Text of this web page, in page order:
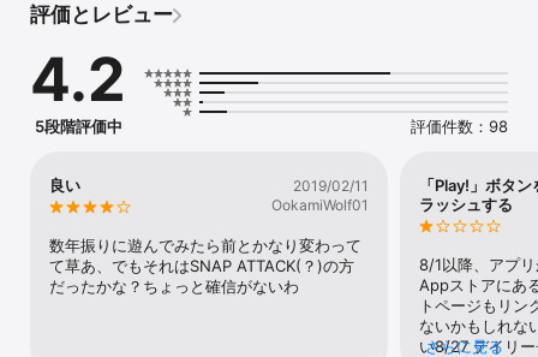
Why play against one person in a turn when you can play
against thousands at once? Wordament® is a real-time
continuous word tournament.  Players compete on the same
board with everyone at once. Rounds offer challenges such as
two- and three-letter tiles, themed words, speed rounds and
words possible, earn the best score, find the longest words,
best your Frenemies, or beat your top score. How you win is
Wordament tracks your progress by maintaining rich statistics
about your gameplay including your best word found, total
score, best word count, first place finishes and more.
Leaderboards show you who's rocking it for the day, hour and
overall. Climb the ranks and earn achievements and bragging
評価とレビュー
4.2
5段階評価中 評価件数：98
良い
2019/02/11
OokamiWolf01
数年振りに遊んでみたら前とかなり変わって
て草あ、でもそれはSNAP ATTACK(？)の方
だったかな？ちょっと確信がないわ
「Play!」ボタ
ラッシュする
8/1以降、アプ
Appストアにあ
トページもリン
ないかもしれな
い8/27 デイリ
さらに見る